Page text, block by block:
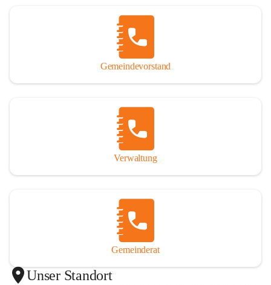
Gemeindevorstand
Verwaltung
Gemeinderat
Unser Standort